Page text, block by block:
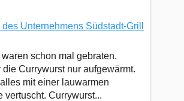
Unternehmens Südstadt-Grill
waren schon mal gebraten.
die Currywurst nur aufgewärmt.
mit einer lauwarmen
vertuscht. Currywurst...